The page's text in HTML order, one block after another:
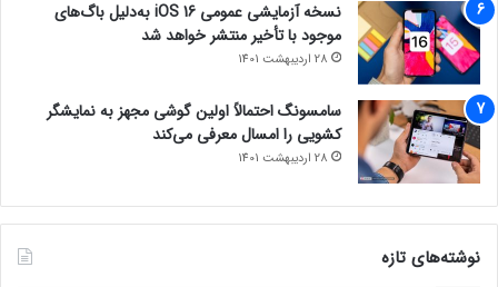
نسخه آزمایشی عمومی iOS 16 به‌دلیل باگ‌های
موجود با تأخیر منتشر خواهد شد
28 اردیبهشت 1401
سامسونگ احتمالاً اولین گوشی مجهز به نمایشگر
کشویی را امسال معرفی می‌کند
28 اردیبهشت 1401
نوشته‌های تازه